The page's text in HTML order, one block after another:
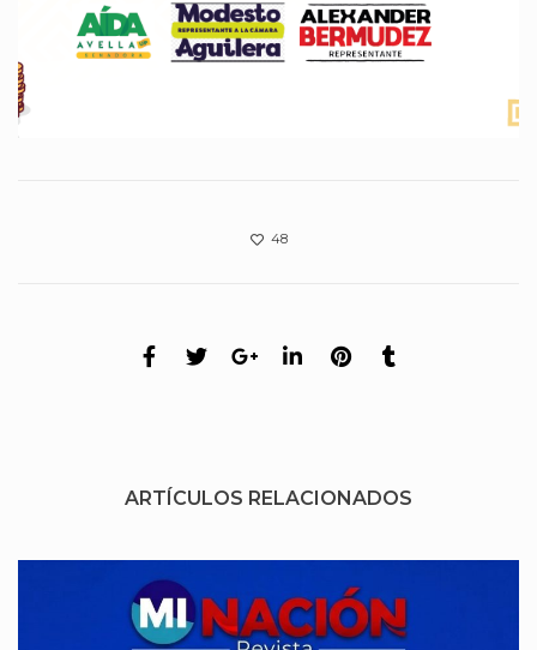
48
ARTÍCULOS RELACIONADOS